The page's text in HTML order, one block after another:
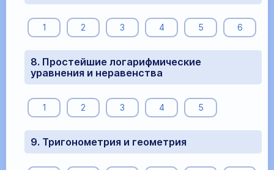
1 2 3 4 5 6
8. Простейшие логарифмические
уравнения и неравенства
1 2 3 4 5
9. Тригонометрия и геометрия